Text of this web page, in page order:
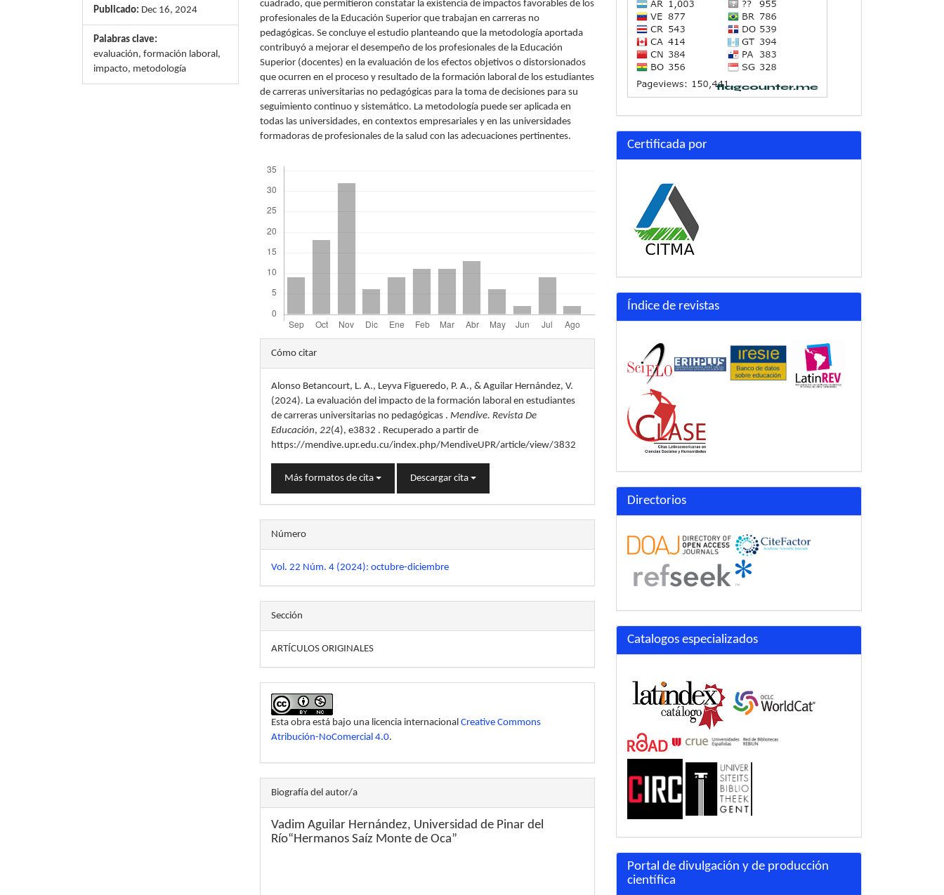
Publicado: Dec 16, 2024
Palabras clave:
evaluación, formación laboral,
impacto, metodología
cuadrado, que permitieron constatar la existencia de impactos favorables de los
profesionales de la Educación Superior que trabajan en carreras no
pedagógicas. Se concluye el estudio planteando que la metodología aportada
contribuyó a mejorar el desempeño de los profesionales de la Educación
Superior (docentes) en la evaluación de los efectos objetivos o distorsionados
que ocurren en el proceso y resultado de la formación laboral de los estudiantes
de carreras universitarias no pedagógicas para la toma de decisiones para su
seguimiento continuo y sistemático. La metodología puede ser aplicada en
todas las universidades, en contextos empresariales y en las universidades
formadoras de profesionales de la salud con las adecuaciones pertinentes.
Detalles
del
artículo
Cómo citar
Alonso Betancourt, L. A., Leyva Figueredo, P. A., & Aguilar Hernández, V.
(2024). La evaluación del impacto de la formación laboral en estudiantes
de carreras universitarias no pedagógicas .Mendive. Revista De
Educación,22(4), e3832 . Recuperado a partir de
https://mendive.upr.edu.cu/index.php/MendiveUPR/article/view/3832
Más formatos de cita Descargar cita
Número
Vol. 22 Núm. 4 (2024): octubre-diciembre
Sección
ARTÍCULOS ORIGINALES
Esta obra está bajo una licencia internacionalCreative Commons
Atribución-NoComercial 4.0.
Biografía del autor/a
Vadim Aguilar Hernández, Universidad de Pinar del
Río“Hermanos Saíz Monte de Oca”
Certificada por
Índice de revistas
Directorios
Catalogos especializados
Portal de divulgación y de producción
científica